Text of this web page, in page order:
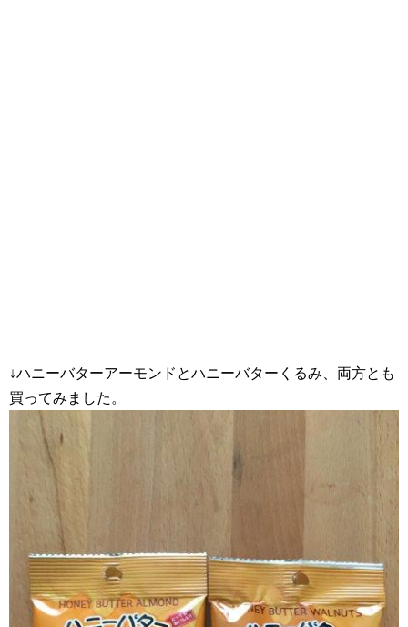
↓ハニーバターアーモンドとハニーバターくるみ、両方とも
買ってみました。